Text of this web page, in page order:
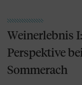
Weinerlebnis
Perspektive
Sommerach